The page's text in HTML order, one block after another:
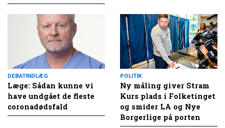
DEBATINDLÆG
Læge: Sådan kunne vi
have undgået de fleste
coronadødsfald
POLITIK
Ny måling giver Stram
Kurs plads i Folketinget
og smider LA og Nye
Borgerlige på porten